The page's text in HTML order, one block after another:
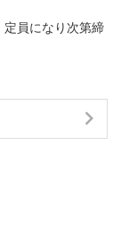
員になり次第締